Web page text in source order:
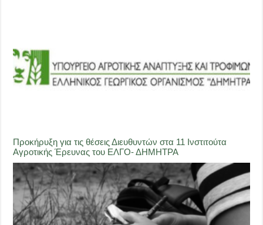
Προκήρυξη για τις θέσεις Διευθυντών στα 11 Ινστιτούτα
Αγροτικής Έρευνας του ΕΛΓΟ- ΔΗΜΗΤΡΑ